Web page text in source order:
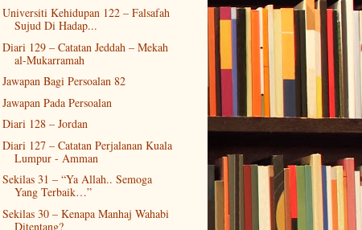
Universiti Kehidupan 122 – Falsafah
Sujud Di Hadap...
Diari 129 – Catatan Jeddah – Mekah
al-Mukarramah
Jawapan Bagi Persoalan 82
Jawapan Pada Persoalan
Diari 128 – Jordan
Diari 127 – Catatan Perjalanan Kuala
Lumpur - Amman
Sekilas 31 – “Ya Allah.. Semoga
Yang Terbaik…”
Sekilas 30 – Kenapa Manhaj Wahabi
Ditentang?